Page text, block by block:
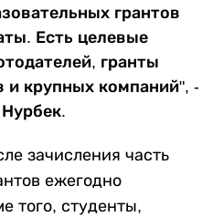
грантов
Есть целевые
гранты
и крупных компаний", -
зачисления часть
ежегодно
того, студенты,